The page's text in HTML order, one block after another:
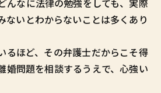
んなに法律の勉強をしても、実際
ないとわからないことは多くあり
るほど、その弁護士だからこそ得
婚問題を相談するうえで、心強い